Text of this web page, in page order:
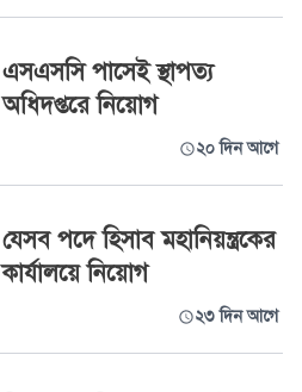
এসএসসি পাসেই স্থাপত্য
অধিদপ্তরে নিয়োগ
২০ দিন আগে
যেসব পদে হিসাব মহানিয়ন্ত্রকের
কার্যালয়ে নিয়োগ
২৩ দিন আগে